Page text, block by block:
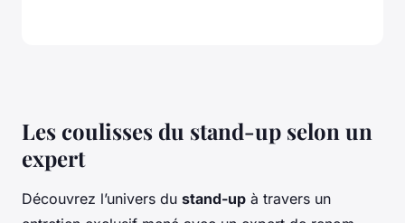
Les coulisses du stand-up selon un
expert
Découvrez l’univers du stand-up à travers un